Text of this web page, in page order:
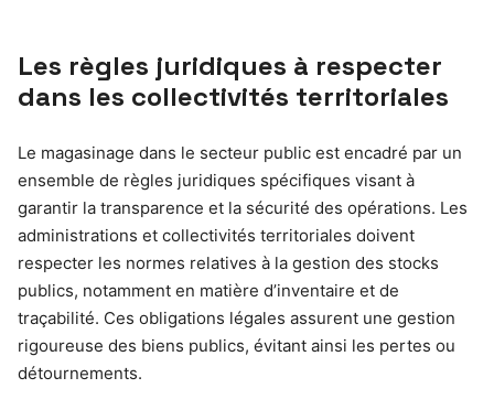
Les règles juridiques à respecter
dans les collectivités territoriales
Le magasinage dans le secteur public est encadré par un
ensemble de règles juridiques spécifiques visant à
garantir la transparence et la sécurité des opérations. Les
administrations et collectivités territoriales doivent
respecter les normes relatives à la gestion des stocks
publics, notamment en matière d’inventaire et de
traçabilité. Ces obligations légales assurent une gestion
rigoureuse des biens publics, évitant ainsi les pertes ou
détournements.